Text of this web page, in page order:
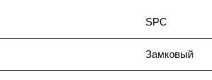
SPC
Замковый